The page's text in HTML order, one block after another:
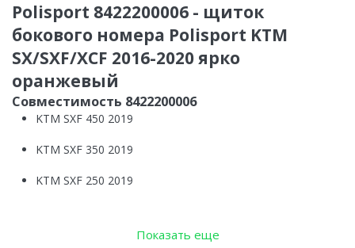
Polisport 8422200006 - щиток
бокового номера Polisport KTM
SX/SXF/XCF 2016-2020 ярко
оранжевый
Совместимость 8422200006
KTM SXF 450 2019
KTM SXF 350 2019
KTM SXF 250 2019
Показать еще